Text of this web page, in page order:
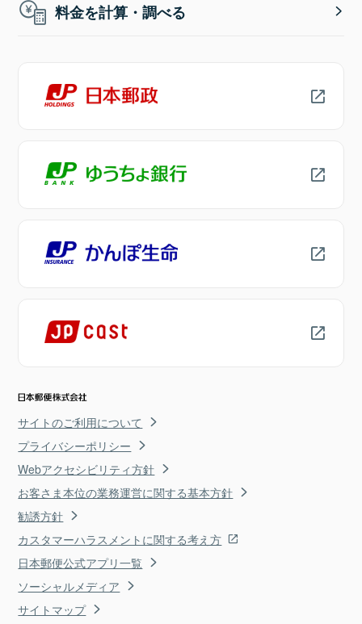
料金を計算・調べる
サイトのご利用について
プライバシーポリシー
Webアクセシビリティ方針
お客さま本位の業務運営に関する基本方針
勧誘方針
カスタマーハラスメントに関する考え方
日本郵便公式アプリ一覧
ソーシャルメディア
サイトマップ